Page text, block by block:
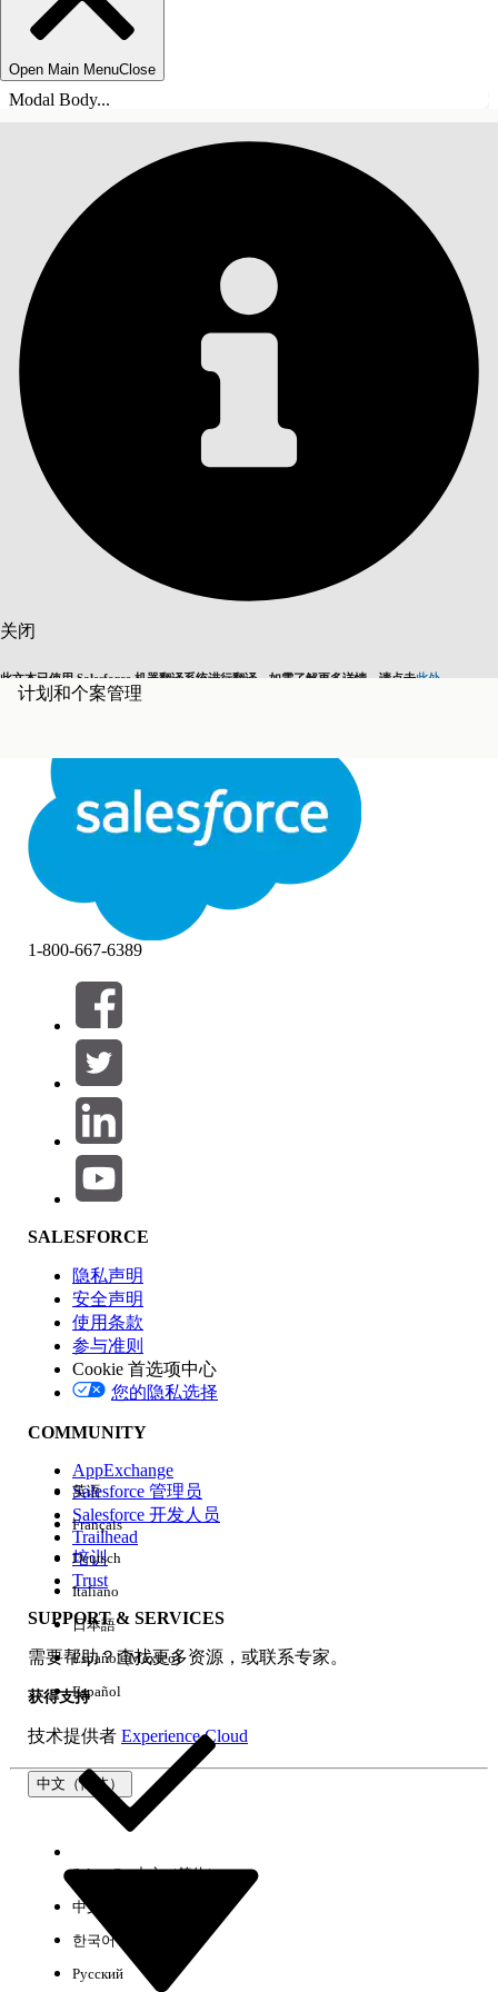
Open Main MenuClose
Modal Body...
关闭
此文本已使用 Salesforce 机器翻译系统进行翻译。如需了解更多详情，请点击此处
切换为英语 而非现在
关闭关闭
计划和个案管理
目录
筛选条件： (0)
选择筛选器
产品区域
功能影响
版本
体验
1-800-667-6389
SALESFORCE
隐私声明
安全声明
使用条款
参与准则
Cookie 首选项中心
您的隐私选择
COMMUNITY
AppExchange
Salesforce 管理员
Salesforce 开发人员
Trailhead
培训
Trust
SUPPORT & SERVICES
需要帮助？查找更多资源，或联系专家。
获得支持
技术提供者 Experience Cloud
中文（简体）
英语
Français
Deutsch
Italiano
日本語
Español (México)
Español
Select Org中文（简体）
中文（繁体）
한국어
Русский